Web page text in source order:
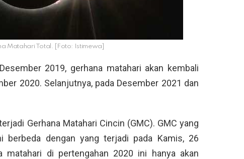
Matahari Total. [Foto: Istimewa]
2019, gerhana matahari akan kembali
2020. Selanjutnya, pada Desember 2021 dan
Gerhana Matahari Cincin (GMC). GMC yang
berbeda dengan yang terjadi pada Kamis, 26
matahari di pertengahan 2020 ini hanya akan